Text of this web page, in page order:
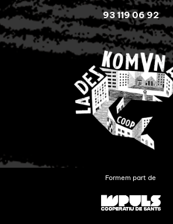
93 119 06 92
Formem part de